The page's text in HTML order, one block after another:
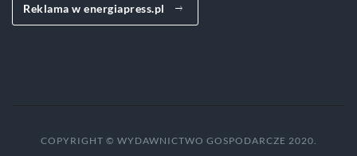
Reklama w energiapress.pl
COPYRIGHT © WYDAWNICTWO GOSPODARCZE 2020.